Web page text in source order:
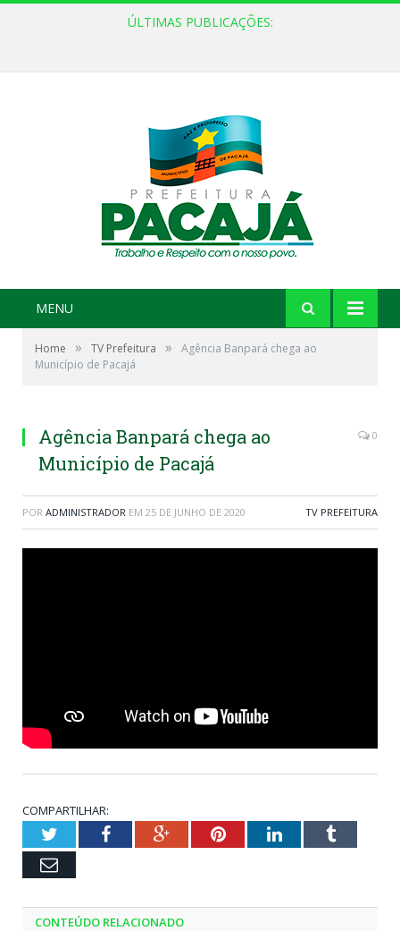
ÚLTIMAS PUBLICAÇÕES:
MENU
Home » TV Prefeitura »
Agência Banpará chega ao
Município de Pacajá
Agência Banpará chega ao
Município de Pacajá
0
POR ADMINISTRADOR EM 25 DE JUNHO DE 2020 TV PREFEITURA
COMPARTILHAR:
TwitterFacebookGoogle+PinterestLinkedInTumblr
Email
CONTEÚDO RELACIONADO